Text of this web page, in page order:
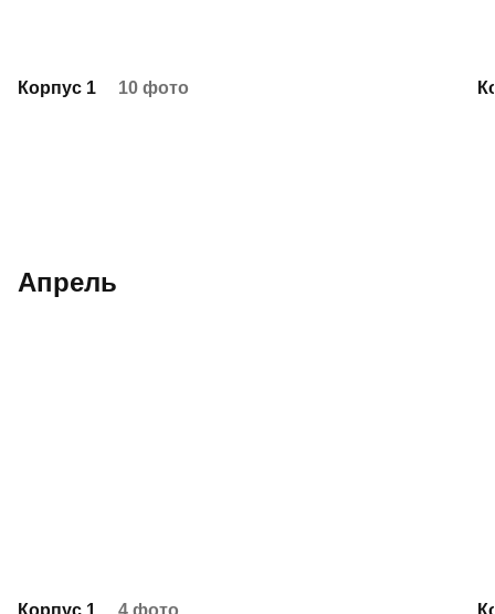
Корпус 1 10 фото
Апрель
Корпус 1 4 фото